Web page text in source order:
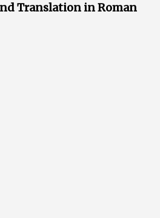
Translation in Roman